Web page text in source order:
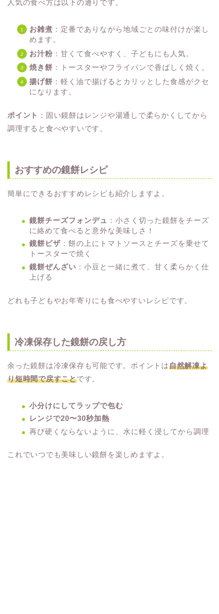
人気の食べ方は以下の通りです。
お雑煮 ：定番でありながら地域ごとの味付けが楽し
めます。
お汁粉 ：甘くて食べやすく、子どもにも人気。
焼き餅 ：トースターやフライパンで香ばしく焼く。
揚げ餅 ：軽く油で揚げるとカリッとした食感がクセ
になります。
ポイント ：固い鏡餅はレンジや湯通しで柔らかくしてから
調理すると食べやすいです。
おすすめの鏡餅レシピ
簡単にできるおすすめレシピも紹介しますよ。
鏡餅チーズフォンデュ ：小さく切った鏡餅をチーズ
に絡めて食べると意外な美味しさ！
鏡餅ピザ ：餅の上にトマトソースとチーズを乗せて
トースターで焼く
鏡餅ぜんざい ：小豆と一緒に煮て、甘く柔らかく仕
上げる
どれも子どもやお年寄りにも食べやすいレシピです。
冷凍保存した鏡餅の戻し方
余った鏡餅は冷凍保存も可能です。ポイントは自然解凍よ
り短時間で戻すことです。
小分けにしてラップで包む
レンジで20〜30秒加熱
再び硬くならないように、水に軽く浸してから調理
これでいつでも美味しい鏡餅を楽しめますよ。